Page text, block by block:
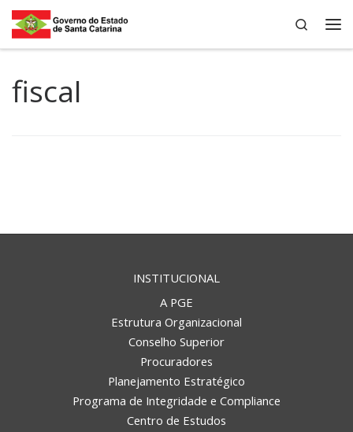
Skip to content
Search
fiscal
INSTITUCIONAL
A PGE
Estrutura Organizacional
Conselho Superior
Procuradores
Planejamento Estratégico
Programa de Integridade e Compliance
Centro de Estudos